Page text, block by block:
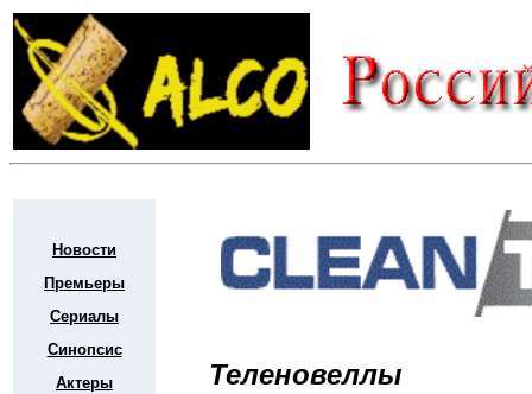
Новости
Премьеры
Сериалы
Синопсис
Актеры
Теленовеллы